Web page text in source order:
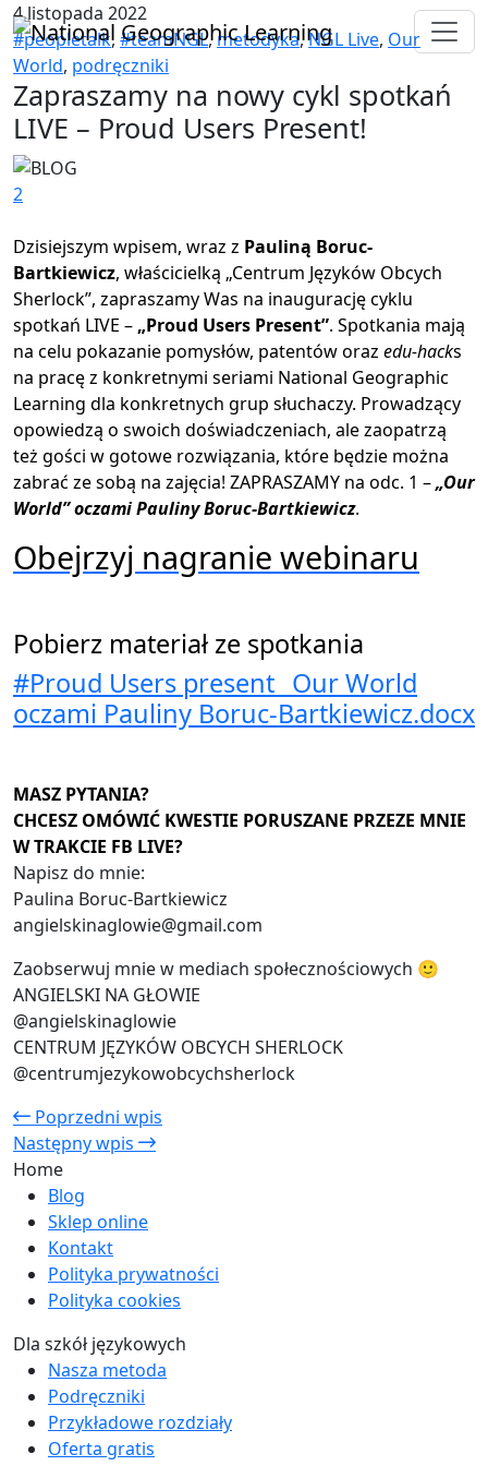
4 listopada 2022
#peopletalk, #teamNGL,metodyka,NGL Live, Our
World, podręczniki
Zapraszamy na nowy cykl spotkań
LIVE – Proud Users Present!
2
Dzisiejszym wpisem, wraz z Pauliną Boruc-
Bartkiewicz, właścicielką „Centrum Języków Obcych
Sherlock”, zapraszamy Was na inaugurację cyklu
spotkań LIVE – „Proud Users Present”. Spotkania mają
na celu pokazanie pomysłów, patentów oraz edu-hacks
na pracę z konkretnymi seriami National Geographic
Learning dla konkretnych grup słuchaczy. Prowadzący
opowiedzą o swoich doświadczeniach, ale zaopatrzą
też gości w gotowe rozwiązania, które będzie można
zabrać ze sobą na zajęcia! ZAPRASZAMY na odc. 1 –„Our
World” oczami Pauliny Boruc-Bartkiewicz.
Obejrzyj nagranie webinaru
Pobierz materiał ze spotkania
#Proud Users present_ Our World
oczami Pauliny Boruc-Bartkiewicz.docx
MASZ PYTANIA?
CHCESZ OMÓWIĆ KWESTIE PORUSZANE PRZEZE MNIE
W TRAKCIE FB LIVE?
Napisz do mnie:
Paulina Boruc-Bartkiewicz
angielskinaglowie@gmail.com
Zaobserwuj mnie w mediach społecznościowych 🙂
ANGIELSKI NA GŁOWIE
@angielskinaglowie
CENTRUM JĘZYKÓW OBCYCH SHERLOCK
@centrumjezykowobcychsherlock
Poprzedni wpis
Następny wpis
Home
Blog
Sklep online
Kontakt
Polityka prywatności
Polityka cookies
Dla szkół językowych
Nasza metoda
Podręczniki
Przykładowe rozdziały
Oferta gratis